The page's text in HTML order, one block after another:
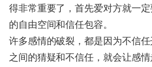
得非常重要了，首先爱对方就一
的自由空间和信任包容。
许多感情的破裂，都是因为不信
之间的猜疑和不信任，就会让感情